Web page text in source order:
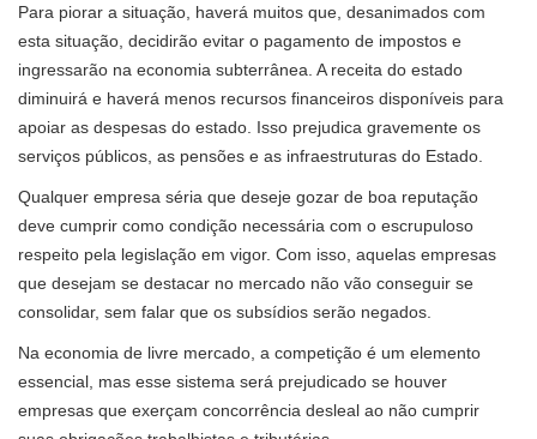
Para piorar a situação, haverá muitos que, desanimados com
esta situação, decidirão evitar o pagamento de impostos e
ingressarão na economia subterrânea. A receita do estado
diminuirá e haverá menos recursos financeiros disponíveis para
apoiar as despesas do estado. Isso prejudica gravemente os
serviços públicos, as pensões e as infraestruturas do Estado.
Qualquer empresa séria que deseje gozar de boa reputação
deve cumprir como condição necessária com o escrupuloso
respeito pela legislação em vigor. Com isso, aquelas empresas
que desejam se destacar no mercado não vão conseguir se
consolidar, sem falar que os subsídios serão negados.
Na economia de livre mercado, a competição é um elemento
essencial, mas esse sistema será prejudicado se houver
empresas que exerçam concorrência desleal ao não cumprir